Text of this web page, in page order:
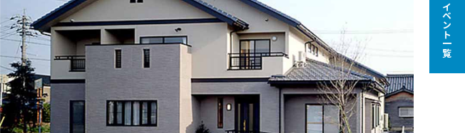
イベント一覧